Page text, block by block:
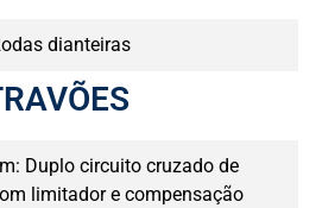
dianteiras
Duplo circuito cruzado de
limitador e compensação